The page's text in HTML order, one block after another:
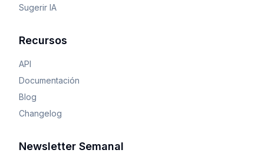
Sugerir IA
Recursos
API
Documentación
Blog
Changelog
Newsletter Semanal